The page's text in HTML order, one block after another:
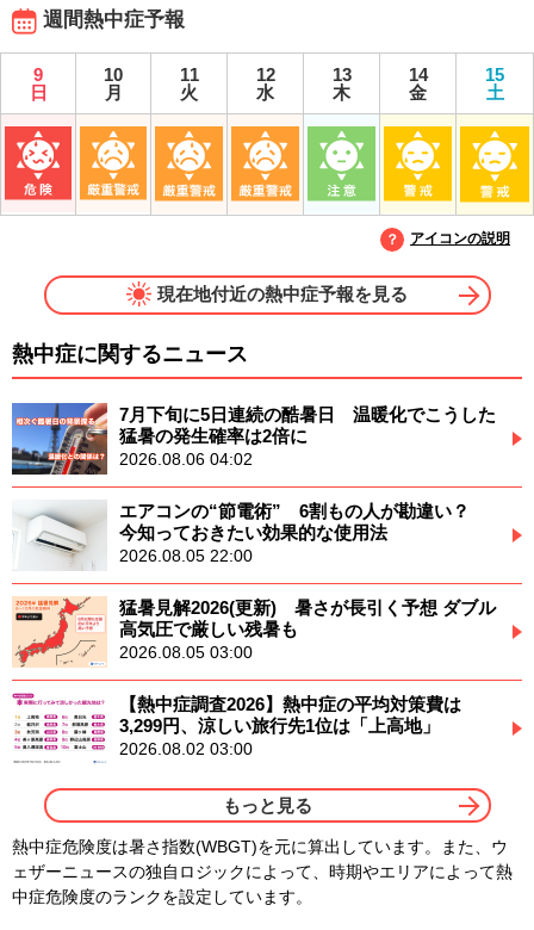
週間熱中症予報
9
日
10
月
11
火
12
水
13
木
14
金
15
土
アイコンの説明
現在地付近の熱中症予報を見る
熱中症に関するニュース
7月下旬に5日連続の酷暑日 温暖化でこうした
猛暑の発生確率は2倍に
2026.08.06 04:02
エアコンの“節電術” 6割もの人が勘違い？
今知っておきたい効果的な使用法
2026.08.05 22:00
猛暑見解2026(更新) 暑さが長引く予想 ダブル
高気圧で厳しい残暑も
2026.08.05 03:00
【熱中症調査2026】熱中症の平均対策費は
3,299円、涼しい旅行先1位は「上高地」
2026.08.02 03:00
もっと見る
熱中症危険度は暑さ指数(WBGT)を元に算出しています。また、ウ
ェザーニュースの独自ロジックによって、時期やエリアによって熱
中症危険度のランクを設定しています。